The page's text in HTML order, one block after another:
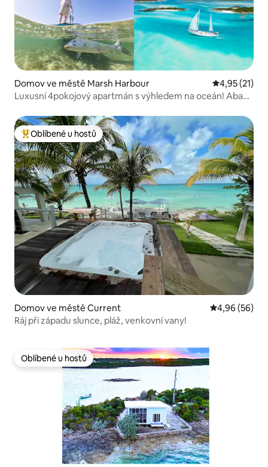
Domov ve městě Marsh Harbour Průměrné
4,95 (21)
Luxusní 4pokojový apartmán s výhledem na oceán! Abaco
Nejlepší v kategorii Oblíbené u hostů
Oblíbené u hostů
Domov ve městě Current Průměrné
4,96 (56)
Ráj při západu slunce, pláž, venkovní vany!
Oblíbené u hostů
Oblíbené u hostů